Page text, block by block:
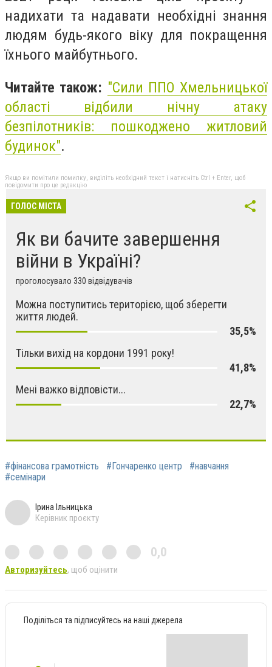
надихати та надавати необхідні знання
людям будь-якого віку для покращення
їхнього майбутнього.
Читайте також: "Сили ППО Хмельницької
області відбили нічну атаку
безпілотників: пошкоджено житловий
будинок".
Якщо ви помітили помилку, виділіть необхідний текст і натисніть Ctrl + Enter, щоб
повідомити про це редакцію
ГОЛОС МІСТА
Як ви бачите завершення
війни в Україні?
проголосувало 330 відвідувачів
Можна поступитись територією, щоб зберегти
життя людей.
35,5%
Тільки вихід на кордони 1991 року!
41,8%
Мені важко відповісти...
22,7%
#фінансова грамотність #Гончаренко центр
#навчання
#семінари
Ірина Ільницька
Керівник проєкту
0,0
Авторизуйтесь, щоб оцінити
Поділіться та підписуйтесь на наші джерела